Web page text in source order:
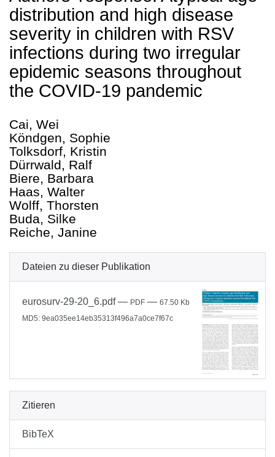
distribution and high disease
severity in children with RSV
infections during two irregular
epidemic seasons throughout
the COVID-19 pandemic
Cai, Wei
Köndgen, Sophie
Tolksdorf, Kristin
Dürrwald, Ralf
Biere, Barbara
Haas, Walter
Wolff, Thorsten
Buda, Silke
Reiche, Janine
Dateien zu dieser Publikation
eurosurv-29-20_6.pdf— PDF — 67.50 Kb
MD5: 9ea035ee14eb35313f496a7a0ce7f67c
Zitieren
BibTeX